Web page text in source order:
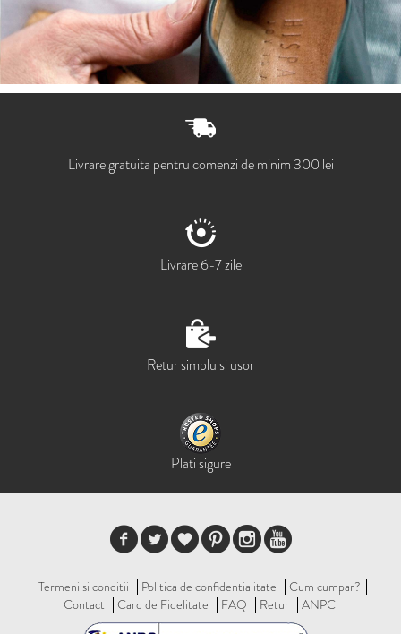
Livrare gratuita pentru comenzi de minim 300 lei
Livrare 6-7 zile
Retur simplu si usor
Plati sigure
Termeni si conditii Politica de confidentialitate
Cum cumpar?
Contact
Card de Fidelitate FAQ Retur ANPC